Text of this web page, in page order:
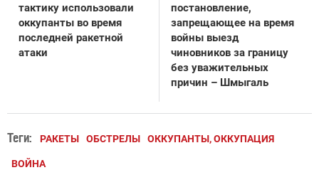
тактику использовали
оккупанты во время
последней ракетной
атаки
постановление,
запрещающее на время
войны выезд
чиновников за границу
без уважительных
причин – Шмыгаль
Теги: РАКЕТЫ ОБСТРЕЛЫ ОККУПАНТЫ, ОККУПАЦИЯ
ВОЙНА